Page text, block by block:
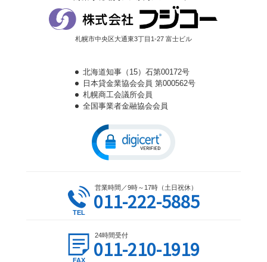
札幌市中央区大通東3丁目1-27 富士ビル
北海道知事（15）石第00172号
日本貸金業協会会員 第000562号
札幌商工会議所会員
全国事業者金融協会会員
営業時間／9時～17時（土日祝休）
011-222-5885
24時間受付
011-210-1919